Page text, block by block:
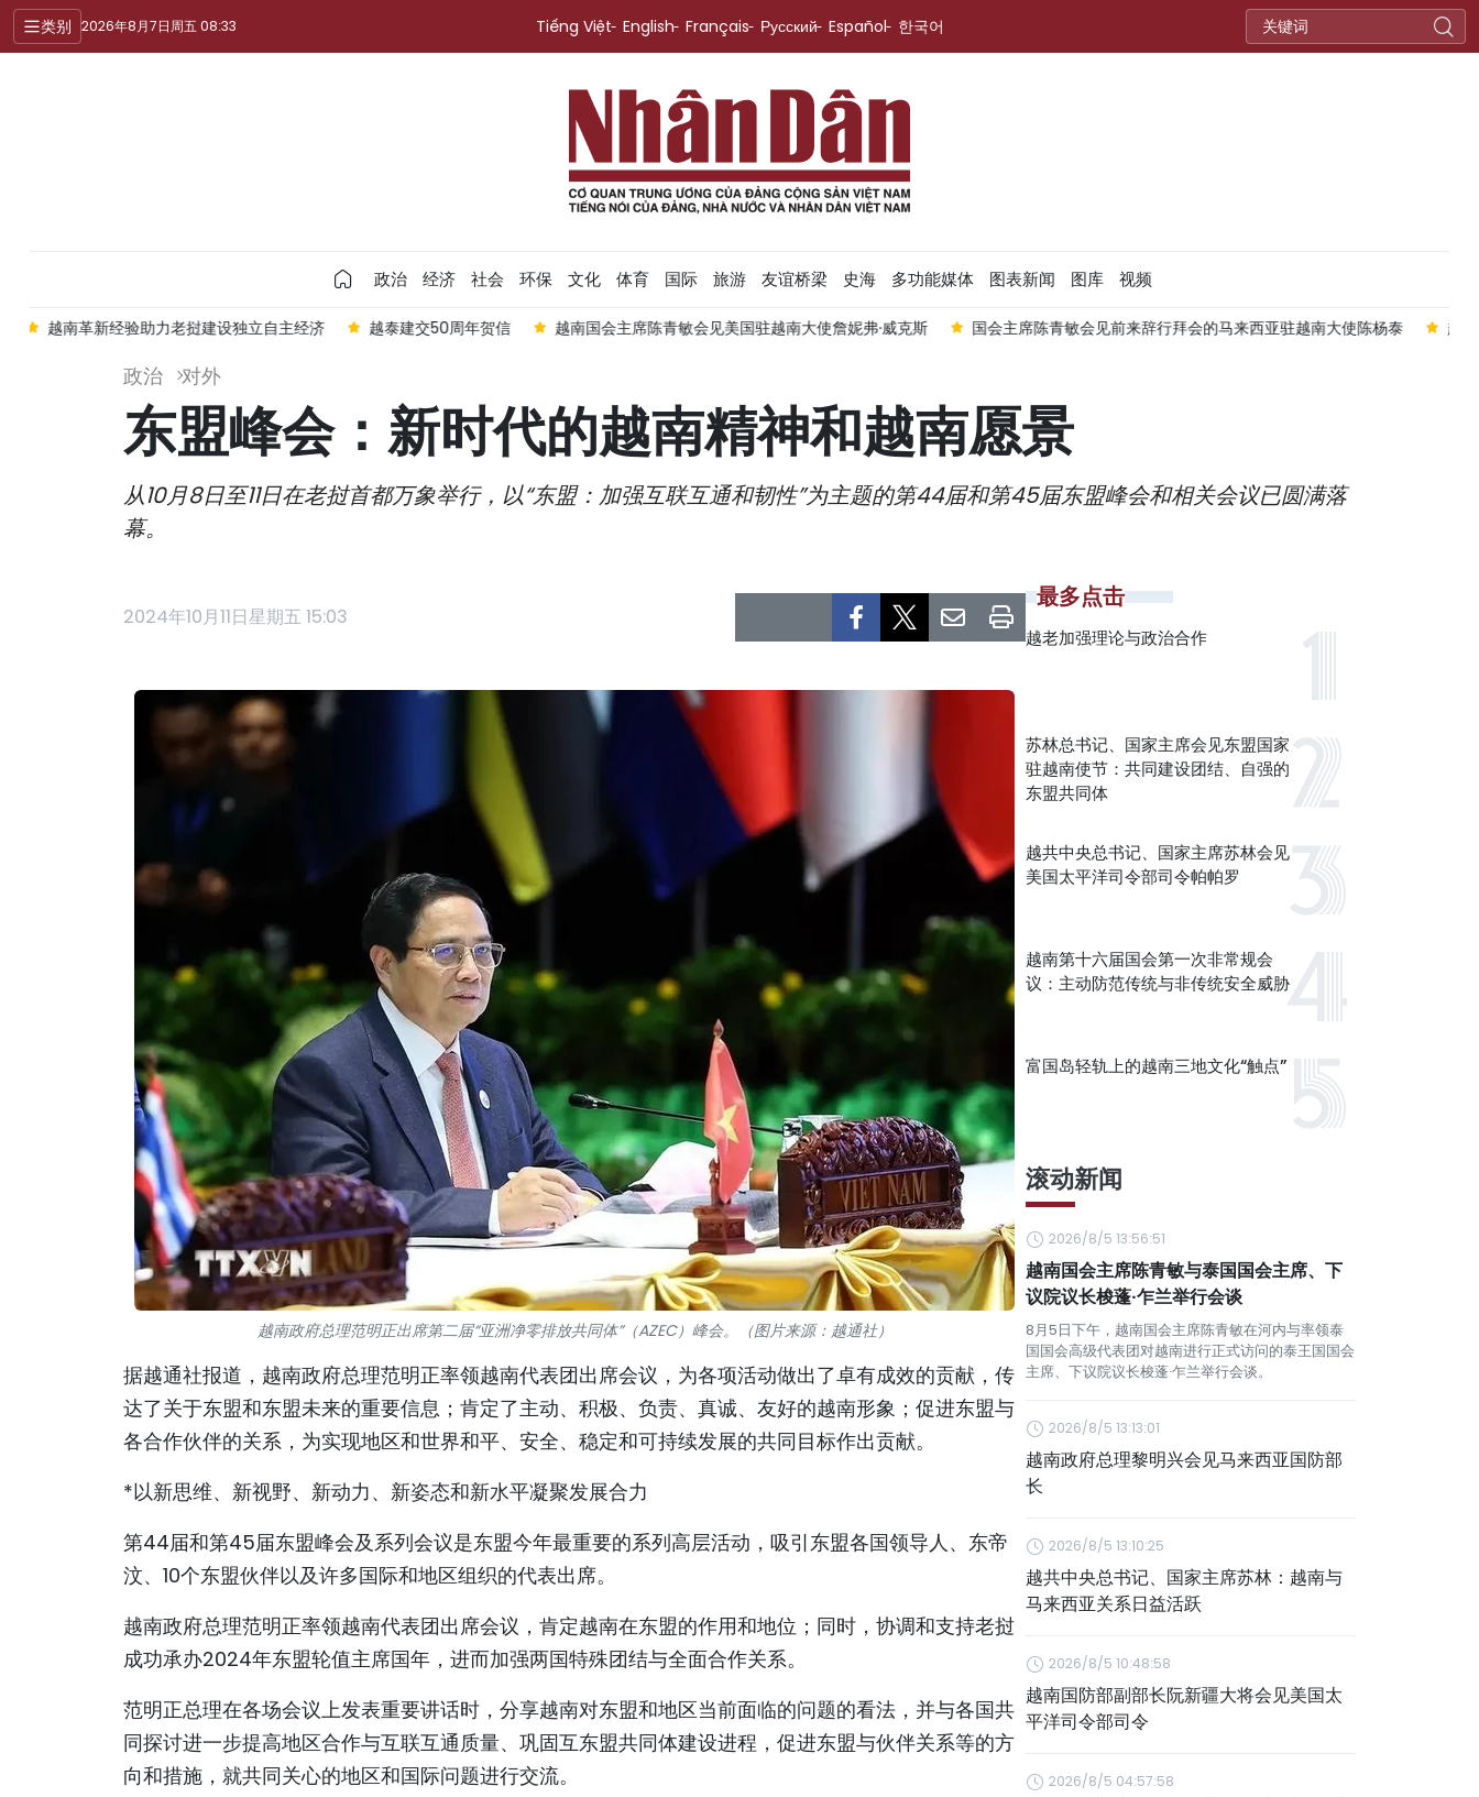
类别 2026年8月7日周五 08:33 Tiếng Việt English Français Русский Español 한국어
政治 经济 社会 环保 文化 体育 国际 旅游 友谊桥梁 史海 多功能媒体 图表新闻 图库 视频
独立自主经济 越泰建交50周年贺信 越南国会主席陈青敏会见美国驻越南大使詹妮弗·威克斯 国会主席陈青敏会见前来辞行拜会的马来西亚驻越南大使陈杨泰 越老防务安全合作日益务实高效
政治 对外
东盟峰会：新时代的越南精神和越南愿景
从10月8日至11日在老挝首都万象举行，以“东盟：加强互联互通和韧性”为主题的第44届和第45届东盟峰会和相关会议已圆满落
幕。
2024年10月11日星期五 15:03
越南政府总理范明正出席第二届“亚洲净零排放共同体”（AZEC）峰会。（图片来源：越通社）
据越通社报道，越南政府总理范明正率领越南代表团出席会议，为各项活动做出了卓有成效的贡献，传
达了关于东盟和东盟未来的重要信息；肯定了主动、积极、负责、真诚、友好的越南形象；促进东盟与
各合作伙伴的关系，为实现地区和世界和平、安全、稳定和可持续发展的共同目标作出贡献。
*以新思维、新视野、新动力、新姿态和新水平凝聚发展合力
第44届和第45届东盟峰会及系列会议是东盟今年最重要的系列高层活动，吸引东盟各国领导人、东帝
汶、10个东盟伙伴以及许多国际和地区组织的代表出席。
越南政府总理范明正率领越南代表团出席会议，肯定越南在东盟的作用和地位；同时，协调和支持老挝
成功承办2024年东盟轮值主席国年，进而加强两国特殊团结与全面合作关系。
范明正总理在各场会议上发表重要讲话时，分享越南对东盟和地区当前面临的问题的看法，并与各国共
同探讨进一步提高地区合作与互联互通质量、巩固互东盟共同体建设进程，促进东盟与伙伴关系等的方
向和措施，就共同关心的地区和国际问题进行交流。
最多点击
越老加强理论与政治合作
苏林总书记、国家主席会见东盟国家
驻越南使节：共同建设团结、自强的
东盟共同体
越共中央总书记、国家主席苏林会见
美国太平洋司令部司令帕帕罗
越南第十六届国会第一次非常规会
议：主动防范传统与非传统安全威胁
富国岛轻轨上的越南三地文化“触点”
滚动新闻
2026/8/5 13:56:51
越南国会主席陈青敏与泰国国会主席、下
议院议长梭蓬·乍兰举行会谈
8月5日下午，越南国会主席陈青敏在河内与率领泰
国国会高级代表团对越南进行正式访问的泰王国国会
主席、下议院议长梭蓬·乍兰举行会谈。
2026/8/5 13:13:01
越南政府总理黎明兴会见马来西亚国防部
长
2026/8/5 13:10:25
越共中央总书记、国家主席苏林：越南与
马来西亚关系日益活跃
2026/8/5 10:48:58
越南国防部副部长阮新疆大将会见美国太
平洋司令部司令
2026/8/5 04:57:58